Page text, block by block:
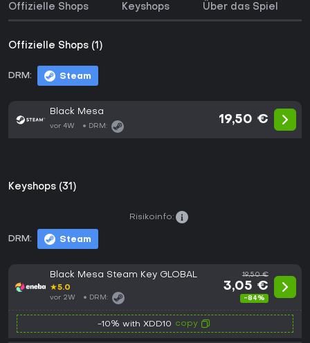
Offizielle Shops Keyshops Über das Spiel
Offizielle Shops (1)
DRM: Steam
Black Mesa
vor 4W DRM:
19,50 €
Keyshops (31)
DRM: Steam
Risikoinfo:
Black Mesa Steam Key GLOBAL
★5.0
vor 2W DRM:
19,50 €
3,05 €
-84%
-10% with XDD10 copy